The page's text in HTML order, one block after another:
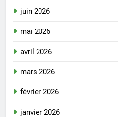
juin 2026
mai 2026
avril 2026
mars 2026
février 2026
janvier 2026